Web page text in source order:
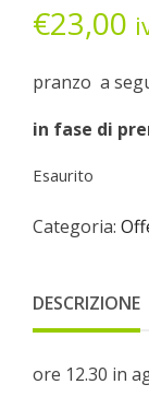
€23,00
pranzo a
in fase di
Esaurito
Categoria:
DESCRIZIONE
ore 12.30 in